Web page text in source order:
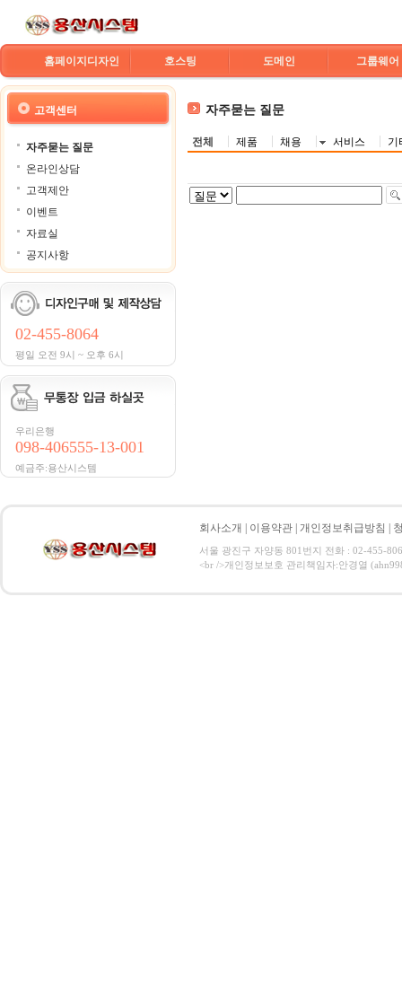
홈페이지디자인 호스팅 도메인 그룹웨어
고객센터
자주묻는 질문
온라인상담
고객제안
이벤트
자료실
공지사항
02-455-8064
평일 오전 9시 ~ 오후 6시
우리은행
098-406555-13-001
예금주:용산시스템
자주묻는 질문
전체 제품 채용 서비스 기
회사소개 이용약관 개인정보취급방침
서울 광진구 자양동 801번지 전화 : 02-455-
<br />개인정보보호 관리책임자:안경열